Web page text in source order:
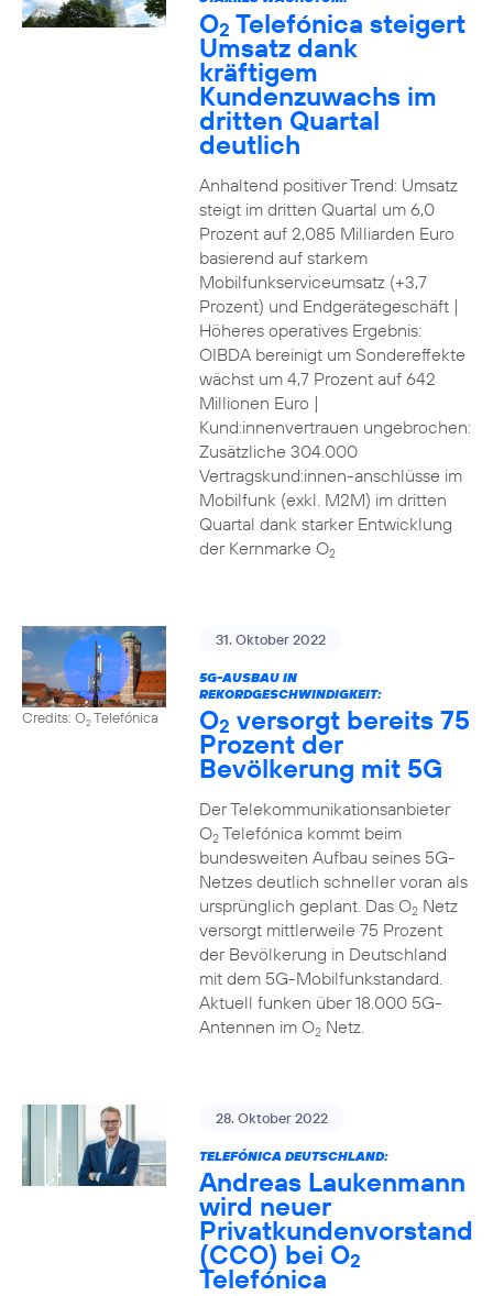
O2 Telefónica steigert
Umsatz dank
kräftigem
Kundenzuwachs im
dritten Quartal
deutlich
Anhaltend positiver Trend: Umsatz
steigt im dritten Quartal um 6,0
Prozent auf 2,085 Milliarden Euro
basierend auf starkem
Mobilfunkserviceumsatz (+3,7
Prozent) und Endgerätegeschäft |
Höheres operatives Ergebnis:
OIBDA bereinigt um Sondereffekte
wächst um 4,7 Prozent auf 642
Millionen Euro |
Kund:innenvertrauen ungebrochen:
Zusätzliche 304.000
Vertragskund:innen-anschlüsse im
Mobilfunk (exkl. M2M) im dritten
Quartal dank starker Entwicklung
der Kernmarke O2
Credits: O2Telefónica
31. Oktober 2022
5G-AUSBAU IN
REKORDGESCHWINDIGKEIT:
O2 versorgt bereits 75
Prozent der
Bevölkerung mit 5G
Der Telekommunikationsanbieter
O2Telefónica kommt beim
bundesweiten Aufbau seines 5G-
Netzes deutlich schneller voran als
ursprünglich geplant. Das O2Netz
versorgt mittlerweile 75 Prozent
der Bevölkerung in Deutschland
mit dem 5G-Mobilfunkstandard.
Aktuell funken über 18.000 5G-
Antennen im O2Netz.
28. Oktober 2022
TELEFÓNICA DEUTSCHLAND:
Andreas Laukenmann
wird neuer
Privatkundenvorstand
(CCO) bei O2
Telefónica